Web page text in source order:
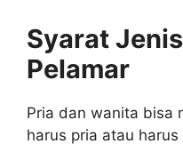
Syarat
Pelamar
Pria dan wanita bisa
harus pria atau